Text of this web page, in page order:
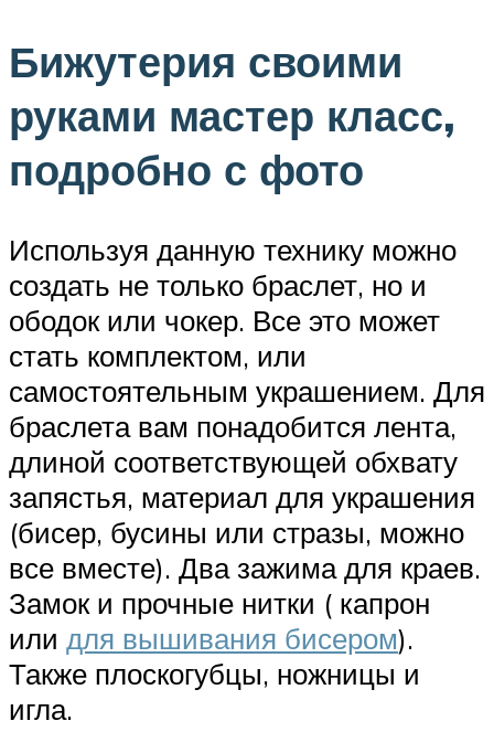
Бижутерия своими
руками мастер класс,
подробно с фото
Используя данную технику можно
создать не только браслет, но и
ободок или чокер. Все это может
стать комплектом, или
самостоятельным украшением. Для
браслета вам понадобится лента,
длиной соответствующей обхвату
запястья, материал для украшения
(бисер, бусины или стразы, можно
все вместе). Два зажима для краев.
Замок и прочные нитки ( капрон
или для вышивания бисером).
Также плоскогубцы, ножницы и
игла.